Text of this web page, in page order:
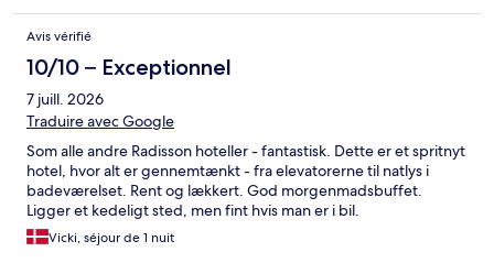
Avis vérifié
10/10 – Exceptionnel
7 juill. 2026
Traduire avec Google
Som alle andre Radisson hoteller - fantastisk. Dette er et spritnyt
hotel, hvor alt er gennemtænkt - fra elevatorerne til natlys i
badeværelset. Rent og lækkert. God morgenmadsbuffet.
Ligger et kedeligt sted, men fint hvis man er i bil.
Vicki, séjour de 1 nuit